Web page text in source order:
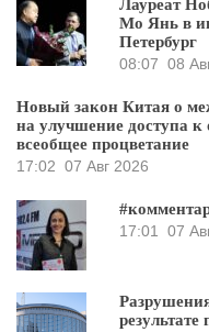
Лауреат
Мо Янь в
Петербург
08:07 08
Новый закон Китая о
на улучшение доступа
всеобщее процветание
17:02 07 Авг 2026
17:01
07